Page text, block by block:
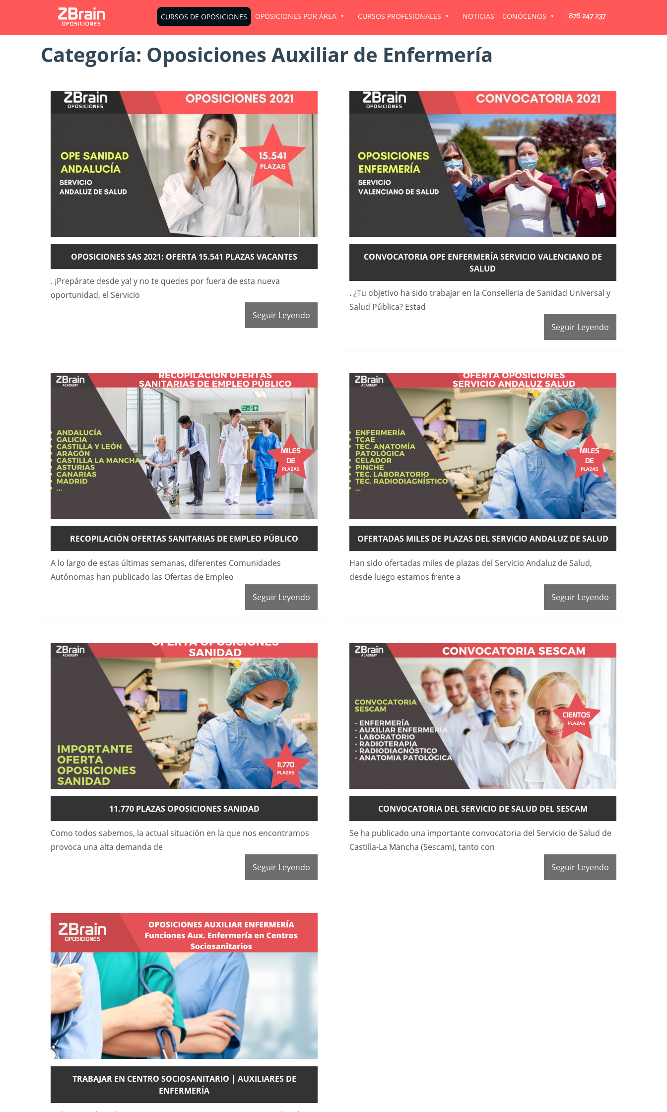
CURSOS DE OPOSICIONES OPOSICIONES POR ÁREA CURSOS PROFESIONALES NOTICIAS CONÓCENOS 876 247 237
Categoría: Oposiciones Auxiliar de Enfermería
OPOSICIONES SAS 2021: OFERTA 15.541 PLAZAS VACANTES
. ¡Prepárate desde ya! y no te quedes por fuera de esta nueva
oportunidad, el Servicio
Seguir Leyendo
CONVOCATORIA OPE ENFERMERÍA SERVICIO VALENCIANO DE
SALUD
. ¿Tu objetivo ha sido trabajar en la Conselleria de Sanidad Universal y
Salud Pública? Estad
Seguir Leyendo
RECOPILACIÓN OFERTAS SANITARIAS DE EMPLEO PÚBLICO
A lo largo de estas últimas semanas, diferentes Comunidades
Autónomas han publicado las Ofertas de Empleo
Seguir Leyendo
OFERTADAS MILES DE PLAZAS DEL SERVICIO ANDALUZ DE SALUD
Han sido ofertadas miles de plazas del Servicio Andaluz de Salud,
desde luego estamos frente a
Seguir Leyendo
11.770 PLAZAS OPOSICIONES SANIDAD
Como todos sabemos, la actual situación en la que nos encontramos
provoca una alta demanda de
Seguir Leyendo
CONVOCATORIA DEL SERVICIO DE SALUD DEL SESCAM
Se ha publicado una importante convocatoria del Servicio de Salud de
Castilla-La Mancha (Sescam), tanto con
Seguir Leyendo
TRABAJAR EN CENTRO SOCIOSANITARIO | AUXILIARES DE
ENFERMERÍA